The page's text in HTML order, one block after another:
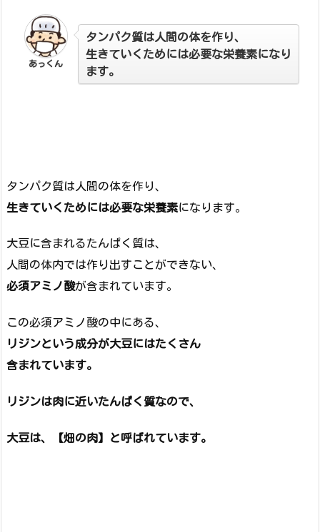
あっくん
タンパク質は人間の体を作り、
生きていくためには必要な栄養素になり
ます。
タンパク質は人間の体を作り、
生きていくためには必要な栄養素になります。
大豆に含まれるたんぱく質は、
人間の体内では作り出すことができない、
必須アミノ酸が含まれています。
この必須アミノ酸の中にある、
リジンという成分が大豆にはたくさん
含まれています。
リジンは肉に近いたんぱく質なので、
大豆は、【畑の肉】と呼ばれています。